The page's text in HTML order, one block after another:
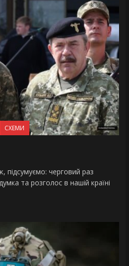
СХЕМИ
черговий раз
та розголос в нашій країні